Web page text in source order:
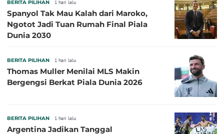
BERITA PILIHAN 1 hari lalu
Spanyol Tak Mau Kalah dari Maroko,
Ngotot Jadi Tuan Rumah Final Piala
Dunia 2030
BERITA PILIHAN 1 hari lalu
Thomas Muller Menilai MLS Makin
Bergengsi Berkat Piala Dunia 2026
BERITA PILIHAN 1 hari lalu
Argentina Jadikan Tanggal